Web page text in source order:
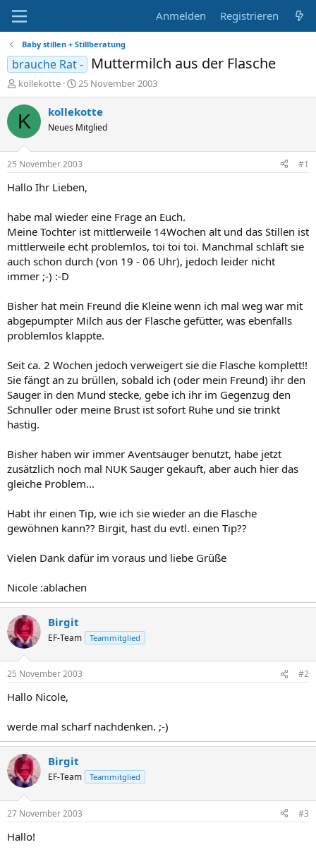
Anmelden Registrieren
Baby stillen + Stillberatung
brauche Rat - Muttermilch aus der Flasche
E
r
s
e
r
kollekotte
E
r
s
e
l
t
a
m
25 November 2003
K kollekotte
Neues Mitglied
25 November 2003 #1
Hallo Ihr Lieben,
habe mal wieder eine Frage an Euch.
Meine Tochter ist mittlerweile 14Wochen alt und das Stillen ist
mittlerweile echt problemlos, toi toi toi. Manchmal schläft sie
auch schon durch (von 19 - 06 Uhr), jedoch leider nicht
immer ;-) :-D
Bisher hat mein Freund die Kleine wenn ich mal weg war mit
abgepumpter Milch aus der Flasche gefütter, was ebenfalls
problemlos klappte.
Seit ca. 2 Wochen jedoch verweigert sie die Flasche komplett!!
Sie fängt an zu brüllen, sobald ich (oder mein Freund) ihr den
Sauger in den Mund stecke, gebe ich ihr im Gegenzug den
Schnuller oder meine Brust ist sofort Ruhe und sie trinkt
hastig.
Bisher haben wir immer Aventsauger benutzt, habe jetzt
zusätzlich noch mal NUK Sauger gekauft, aber auch hier das
gleiche Problem...
Habt ihr einen Tip, wie ich sie wieder an die Flasche
gewöhnen kann?? Birgit, hast du evtl. einen Tip??
Vielen Dank dafür im voraus und liebe Grüße
Nicole :ablachen
Birgit
EF-Team Teammitglied
25 November 2003 #2
Hallo Nicole,
werde mal scharf nachdenken. ;-)
Birgit
EF-Team Teammitglied
27 November 2003 #3
Hallo!